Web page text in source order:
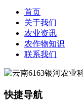
首页
关于我们
农业资讯
农作物知识
联系我们
快捷导航